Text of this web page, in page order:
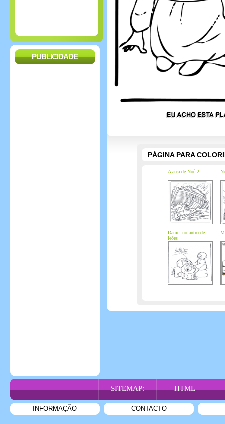
PUBLICIDADE
PÁGINA PARA
A arca de Noé 2
Daniel no antro de
leões
SITEMAP: HTML
INFORMAÇÃO CONTACTO